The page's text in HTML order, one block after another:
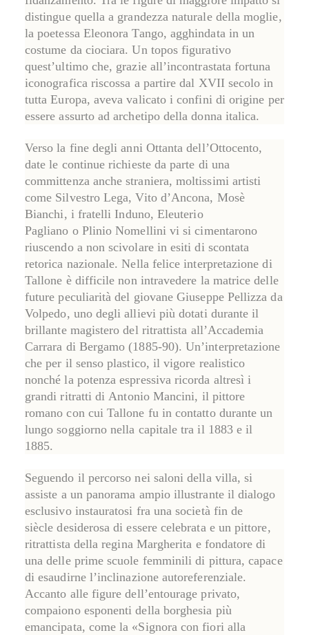
distingue quella a grandezza naturale della moglie,
la poetessa Eleonora Tango, agghindata in un
costume da ciociara. Un topos figurativo
quest’ultimo che, grazie all’incontrastata fortuna
iconografica riscossa a partire dal XVII secolo in
tutta Europa, aveva valicato i confini di origine per
essere assurto ad archetipo della donna italica.
Verso la fine degli anni Ottanta dell’Ottocento,
date le continue richieste da parte di una
committenza anche straniera, moltissimi artisti
come Silvestro Lega,Vito d’Ancona, Mosè
Bianchi, i fratelli Induno, Eleuterio
Pagliano o Plinio Nomellini vi si cimentarono
riuscendo a non scivolare in esiti di scontata
retorica nazionale. Nella felice interpretazione di
Tallone è difficile non intravedere la matrice delle
future peculiarità del giovaneGiuseppe Pellizza da
Volpedo, uno degli allievi più dotati durante il
brillante magistero del ritrattista all’Accademia
Carrara di Bergamo (1885-90). Un’interpretazione
che per il senso plastico, il vigore realistico
nonché la potenza espressiva ricorda altresì i
grandi ritratti di Antonio Mancini, il pittore
romano con cui Tallone fu in contatto durante un
lungo soggiorno nella capitale tra il 1883 e il
1885.
Seguendo il percorso nei saloni della villa, si
assiste a un panorama ampio illustrante ildialogo
esclusivo instauratosi fra una società fin de
siècle desiderosa di essere celebrata e un pittore,
ritrattista della regina Margherita e fondatore di
una delle prime scuole femminili di pittura, capace
di esaudirne l’inclinazione autoreferenziale.
Accanto alle figure dell’entourage privato,
compaiono esponenti della borghesia più
emancipata, come la «Signora con fiori alla